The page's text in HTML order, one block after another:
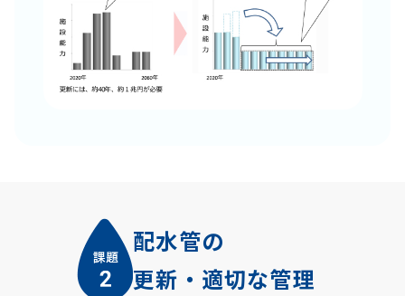
配水管の
更新・適切な管理